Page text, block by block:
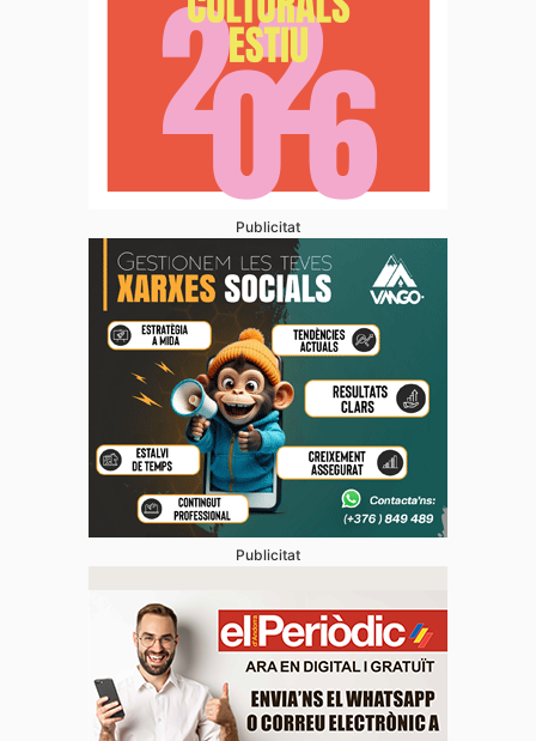
Publicitat
Publicitat